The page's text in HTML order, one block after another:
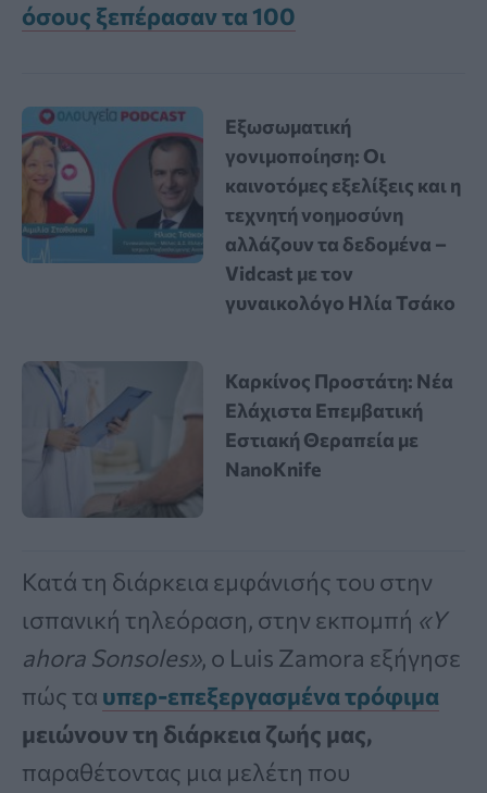
όσους ξεπέρασαν τα 100
Εξωσωματική
γονιμοποίηση: Οι
καινοτόμες εξελίξεις και η
τεχνητή νοημοσύνη
αλλάζουν τα δεδομένα –
Vidcast με τον
γυναικολόγο Ηλία Τσάκο
Καρκίνος Προστάτη: Νέα
Ελάχιστα Επεμβατική
Εστιακή Θεραπεία με
NanoKnife
Κατά τη διάρκεια εμφάνισής του στην
ισπανική τηλεόραση, στην εκπομπή «Y
ahora Sonsoles», ο Luis Zamora εξήγησε
πώς τα υπερ-επεξεργασμένα τρόφιμα
μειώνουν τη διάρκεια ζωής μας,
παραθέτοντας μια μελέτη που